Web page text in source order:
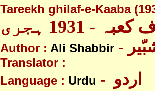
Tareekh ghilaf-e-Kaaba
- 1931 ہجری
Author : Ali Shabbir
Translator :
Language : Urdu